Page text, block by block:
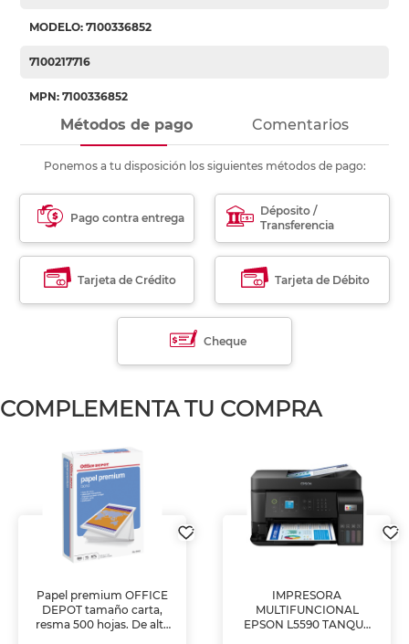
MODELO: 7100336852
7100217716
MPN: 7100336852
Métodos de pago Comentarios
Ponemos a tu disposición los siguientes métodos de pago:
Pago contra entrega
Déposito /
Transferencia
Tarjeta de Crédito Tarjeta de Débito
Cheque
COMPLEMENTA TU COMPRA
Papel premium OFFICE
DEPOT tamaño carta,
resma 500 hojas. De alta
IMPRESORA
MULTIFUNCIONAL
EPSON L5590 TANQUE